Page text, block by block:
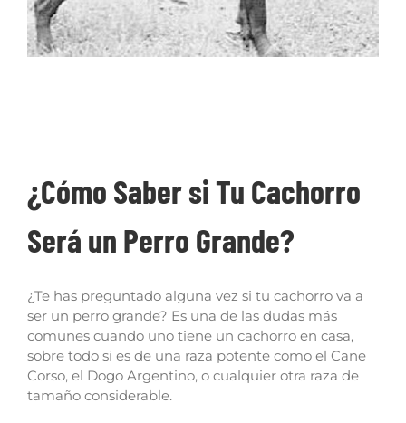
¿Cómo Saber si Tu Cachorro
Será un Perro Grande?
¿Te has preguntado alguna vez si tu cachorro va a
ser un perro grande? Es una de las dudas más
comunes cuando uno tiene un cachorro en casa,
sobre todo si es de una raza potente como el Cane
Corso, el Dogo Argentino, o cualquier otra raza de
tamaño considerable.